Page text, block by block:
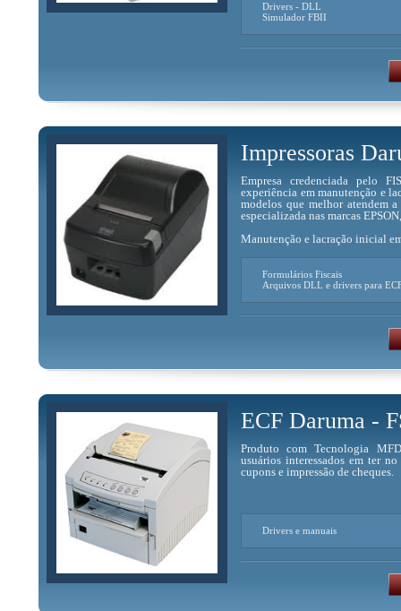
Drivers - DLL
Simulador FBII
Impressoras
Empresa credenciada pelo
experiência em manutenção e
modelos que melhor atendem
especializada nas marcas
Manutenção e lacração inicial
Formulários Fiscais
Arquivos DLL e drivers para
ECF Daruma -
Produto com Tecnologia
usuários interessados em ter
cupons e impressão de cheques.
Drivers e manuais